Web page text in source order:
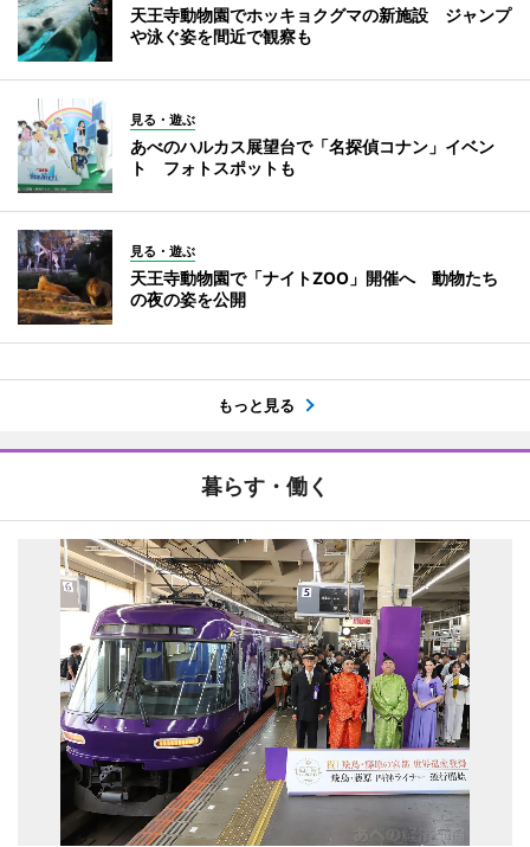
天王寺動物園でホッキョクグマの新施設 ジャンプ
や泳ぐ姿を間近で観察も
見る・遊ぶ
あべのハルカス展望台で「名探偵コナン」イベン
ト フォトスポットも
見る・遊ぶ
天王寺動物園で「ナイトZOO」開催へ 動物たち
の夜の姿を公開
もっと見る
暮らす・働く